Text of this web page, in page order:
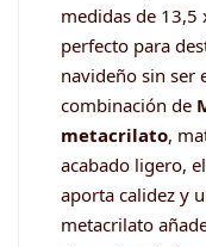
medidas de 13,5
perfecto para
navideño sin ser
combinación de
metacrilato,
acabado ligero,
aporta calidez y
metacrilato